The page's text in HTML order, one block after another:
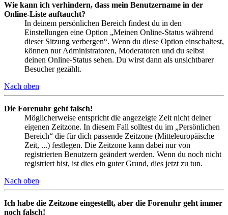
Wie kann ich verhindern, dass mein Benutzername in der
Online-Liste auftaucht?
In deinem persönlichen Bereich findest du in den
Einstellungen eine Option „Meinen Online-Status während
dieser Sitzung verbergen“. Wenn du diese Option einschaltest,
können nur Administratoren, Moderatoren und du selbst
deinen Online-Status sehen. Du wirst dann als unsichtbarer
Besucher gezählt.
Nach oben
Die Forenuhr geht falsch!
Möglicherweise entspricht die angezeigte Zeit nicht deiner
eigenen Zeitzone. In diesem Fall solltest du im „Persönlichen
Bereich“ die für dich passende Zeitzone (Mitteleuropäische
Zeit, ...) festlegen. Die Zeitzone kann dabei nur von
registrierten Benutzern geändert werden. Wenn du noch nicht
registriert bist, ist dies ein guter Grund, dies jetzt zu tun.
Nach oben
Ich habe die Zeitzone eingestellt, aber die Forenuhr geht immer
noch falsch!